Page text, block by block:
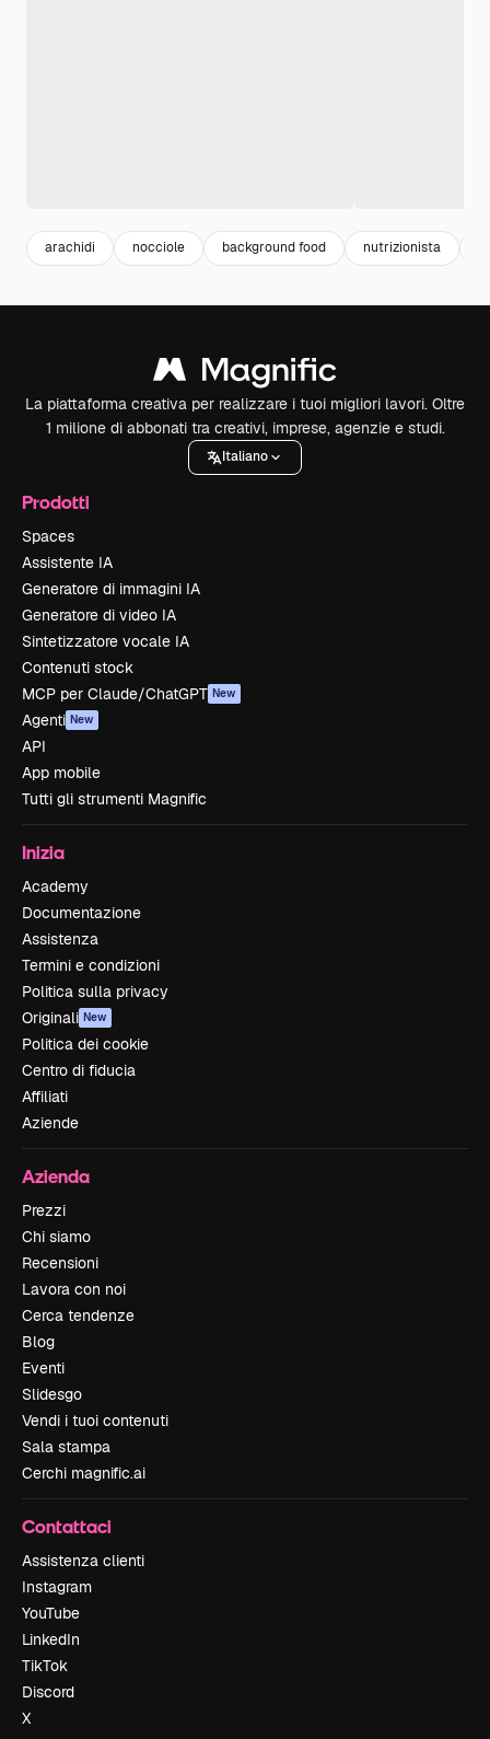
arachidi nocciole background food nutrizionista
La piattaforma creativa per realizzare i tuoi migliori lavori. Oltre
1 milione di abbonati tra creativi, imprese, agenzie e studi.
Italiano
Prodotti
Spaces
Assistente IA
Generatore di immagini IA
Generatore di video IA
Sintetizzatore vocale IA
Contenuti stock
MCP per Claude/ChatGPT New
Agenti New
API
App mobile
Tutti gli strumenti Magnific
Inizia
Academy
Documentazione
Assistenza
Termini e condizioni
Politica sulla privacy
Originali New
Politica dei cookie
Centro di fiducia
Affiliati
Aziende
Azienda
Prezzi
Chi siamo
Recensioni
Lavora con noi
Cerca tendenze
Blog
Eventi
Slidesgo
Vendi i tuoi contenuti
Sala stampa
Cerchi magnific.ai
Contattaci
Assistenza clienti
Instagram
YouTube
LinkedIn
TikTok
Discord
X